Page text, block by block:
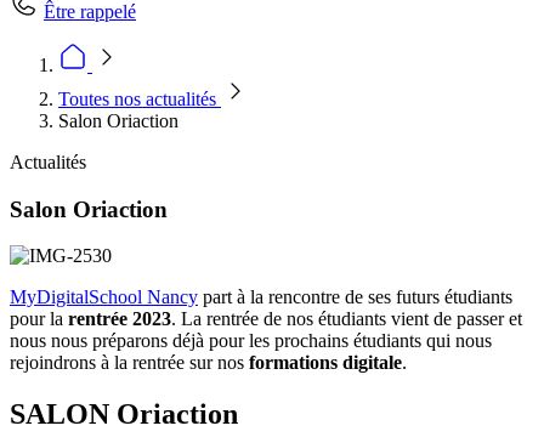
Être rappelé
Toutes nos actualités
Salon Oriaction
Actualités
Salon Oriaction
MyDigitalSchool Nancy part à la rencontre de ses futurs étudiants
pour la rentrée 2023. La rentrée de nos étudiants vient de passer et
nous nous préparons déjà pour les prochains étudiants qui nous
rejoindrons à la rentrée sur nos formations digitale.
SALON Oriaction